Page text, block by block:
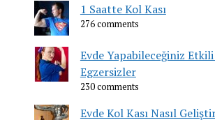
1 Saatte Kol Kası
276 comments
Evde Yapabileceğiniz
Egzersizler
230 comments
Evde Kol Kası Nasıl